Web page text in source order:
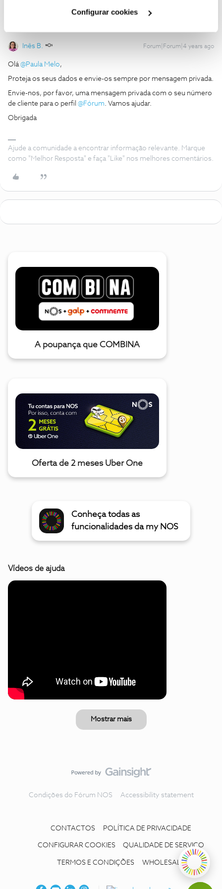
Configurar cookies
Inês B. Forum|Forum|4 years ago
Olá@Paula Melo,
Proteja os seus dados e envie-os sempre por mensagem privada.
Envie-nos, por favor, uma mensagem privada com o seu número
de cliente para o perfil @Fórum. Vamos ajudar.
Obrigada
Ajude a comunidade a encontrar informação relevante. Marque
como "Melhor Resposta" e faça "Like" nos melhores comentários.
A poupança que COMBINA
Oferta de 2 meses Uber One
Conheça todas as
funcionalidades da my NOS
Vídeos de ajuda
Mostrar mais
Condições do Fórum NOS Accessibility statement
CONTACTOS POLÍTICA DE PRIVACIDADE
CONFIGURAR COOKIES QUALIDADE DE SERVIÇO
TERMOS E CONDIÇÕES WHOLESALE